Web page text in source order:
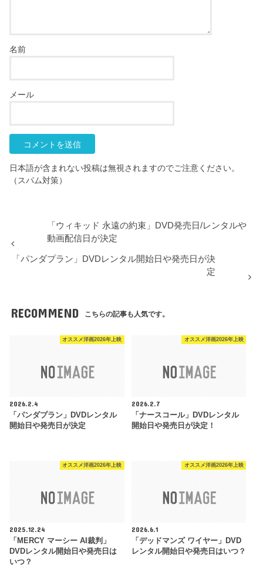
名前
メール
日本語が含まれない投稿は無視されますのでご注意ください。
（スパム対策）
「ウィキッド 永遠の約束」DVD発売日/レンタルや
動画配信日が決定
「パンダプラン」DVDレンタル開始日や発売日が決
定
RECOMMEND こちらの記事も人気です。
オススメ洋画2026年上映
2026.2.4
「パンダプラン」DVDレンタル
開始日や発売日が決定
オススメ洋画2026年上映
2026.2.7
「ナースコール」DVDレンタル
開始日や発売日が決定！
オススメ洋画2026年上映
2025.12.24
「MERCY マーシー AI裁判」
DVDレンタル開始日や発売日は
いつ？
オススメ洋画2026年上映
2026.6.1
「デッドマンズ ワイヤー」DVD
レンタル開始日や発売日はいつ？